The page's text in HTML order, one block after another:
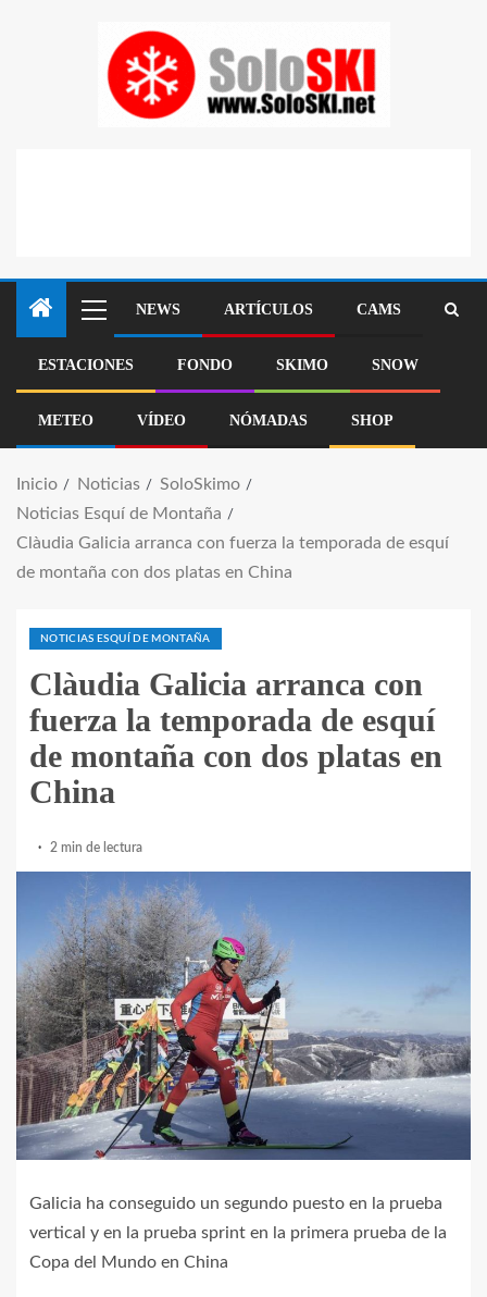
NEWS ARTÍCULOS CAMS
ESTACIONES FONDO SKIMO SNOW
METEO VÍDEO NÓMADAS SHOP
Inicio Noticias
SoloSkimo
Noticias Esquí de Montaña
Clàudia Galicia arranca con fuerza la temporada de esquí
de montaña con dos platas en China
NOTICIAS ESQUÍ DE MONTAÑA
Clàudia Galicia arranca con
fuerza la temporada de esquí
de montaña con dos platas en
China
2 min de lectura
Galicia ha conseguido un segundo puesto en la prueba
vertical y en la prueba sprint en la primera prueba de la
Copa del Mundo en China